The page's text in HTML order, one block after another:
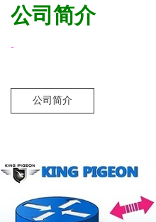
公司简介
-
公司简介